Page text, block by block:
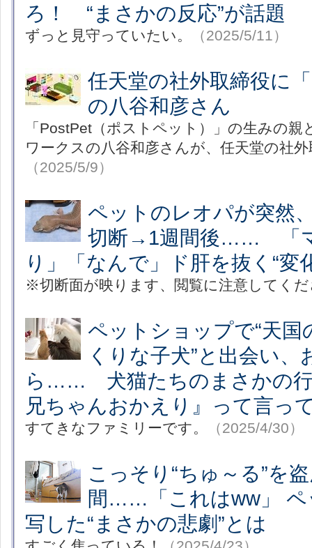
ろ！ “まさかの反応”が話題
ずっと見守っていたい。 （2025/5/11）
任天堂の社外取締役に
の八谷和彦さん
「PostPet（ポストペット）」の生みの
ワークスの八谷和彦さんが、任天堂の社
（2025/5/9）
ペットのレオパが突然
切断→1週間後…… 「
り」「なんで」ド肝を抜く“変
※切断面が映ります、閲覧に注意してく
ペットショップで“天国
くりな子犬”と出会い、
ら…… 犬猫たちのまさかの行
兄ちゃんおかえり』って言っ
すてきなファミリーです。 （2025/4/30）
こっそり“ちゅ～る”を
間……「これはww」 ペ
写した“まさかの悲劇”とは